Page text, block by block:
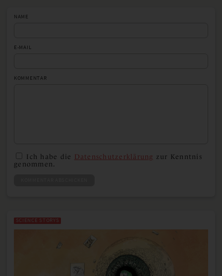
NAME
E-MAIL
KOMMENTAR
Ich habe die Datenschutzerklärung zur Kenntnis
genommen.
SCIENCE STORYS